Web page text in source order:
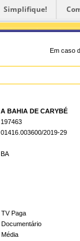
Simplifique!
Em caso
A BAHIA DE CARYBÉ
197463
01416.003600/2019-29
BA
TV Paga
Documentário
Média